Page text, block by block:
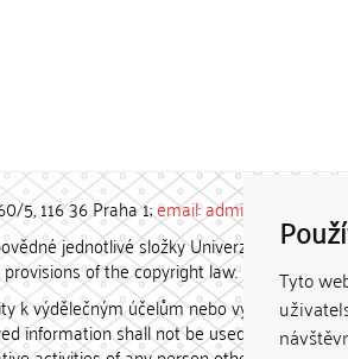
Tyto
5, 116 36 Praha 1;email: admin-repozitar [at]
jednotlivé složky Univerzity Karlovy.
of the copyright law.
k výdělečným účelům nebo vydávány za
information shall not be used for any